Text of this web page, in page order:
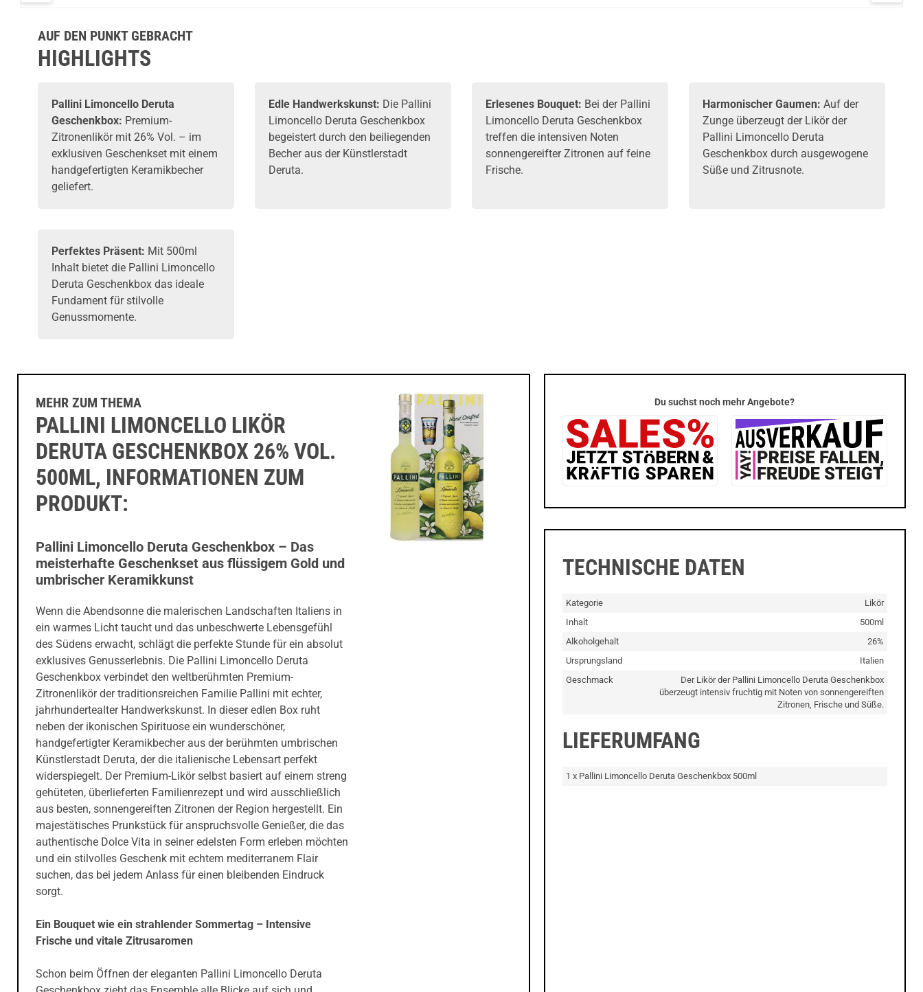
AUF DEN PUNKT GEBRACHT
HIGHLIGHTS
Pallini Limoncello Deruta
Geschenkbox: Premium-
Zitronenlikörmit 26% Vol. – im
exklusiven Geschenkset mit einem
handgefertigten Keramikbecher
geliefert.
Edle Handwerkskunst: Die Pallini
Limoncello Deruta Geschenkbox
begeistert durch den beiliegenden
Becher aus der Künstlerstadt
Deruta.
Erlesenes Bouquet: Bei der Pallini
Limoncello Deruta Geschenkbox
treffen die intensiven Noten
sonnengereifter Zitronen auf feine
Frische.
Harmonischer Gaumen: Auf der
Zunge überzeugt der Likör der
Pallini Limoncello Deruta
Geschenkbox durch ausgewogene
Süße und Zitrusnote.
Perfektes Präsent: Mit 500ml
Inhalt bietet die Pallini Limoncello
Deruta Geschenkbox das ideale
Fundament für stilvolle
Genussmomente.
MEHR ZUM THEMA
PALLINI LIMONCELLO LIKÖR
DERUTA GESCHENKBOX 26% VOL.
500ML, INFORMATIONEN ZUM
PRODUKT:
Pallini Limoncello Deruta Geschenkbox – Das
meisterhafte Geschenkset aus flüssigem Gold und
umbrischer Keramikkunst
Wenn die Abendsonne die malerischen Landschaften Italiens in
ein warmes Licht taucht und das unbeschwerte Lebensgefühl
des Südens erwacht, schlägt die perfekte Stunde für ein absolut
exklusives Genusserlebnis. Die Pallini Limoncello Deruta
Geschenkbox verbindet den weltberühmten Premium-
Zitronenlikör der traditionsreichen Familie Pallini mit echter,
jahrhundertealter Handwerkskunst. In dieser edlen Box ruht
neben der ikonischen Spirituose ein wunderschöner,
handgefertigter Keramikbecher aus der berühmten umbrischen
Künstlerstadt Deruta, der die italienische Lebensart perfekt
widerspiegelt. Der Premium-Likör selbst basiert auf einem streng
gehüteten, überlieferten Familienrezept und wird ausschließlich
aus besten, sonnengereiften Zitronen der Region hergestellt. Ein
majestätisches Prunkstück für anspruchsvolle Genießer, die das
authentische Dolce Vita in seiner edelsten Form erleben möchten
und ein stilvolles Geschenk mit echtem mediterranem Flair
suchen, das bei jedem Anlass für einen bleibenden Eindruck
sorgt.
Ein Bouquet wie ein strahlender Sommertag – Intensive
Frische und vitale Zitrusaromen
Schon beim Öffnen der eleganten Pallini Limoncello Deruta
Du suchst noch mehr Angebote?
TECHNISCHE DATEN
Kategorie
Likör
Inhalt
500ml
Alkoholgehalt
26%
Ursprungsland
Italien
Geschmack
Der Likör der Pallini Limoncello Deruta Geschenkbox
überzeugt intensiv fruchtig mit Noten von sonnengereiften
Zitronen, Frische und Süße.
LIEFERUMFANG
1 x Pallini Limoncello Deruta Geschenkbox 500ml